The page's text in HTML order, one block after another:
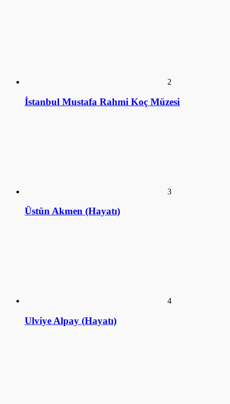
2
İstanbul Mustafa Rahmi Koç Müzesi
3
Üstün Akmen (Hayatı)
4
Ulviye Alpay (Hayatı)